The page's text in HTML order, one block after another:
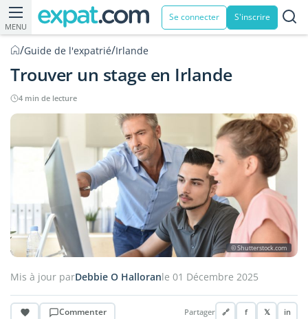
MENU
Se connecter S'inscrire
/Guide de l'expatrié/Irlande
Trouver un stage en Irlande
4 min de lecture
© Shutterstock.com
Mis à jour parDebbie O Halloranle 01 Décembre 2025
Commenter Partager 🔗 f 𝕏 in